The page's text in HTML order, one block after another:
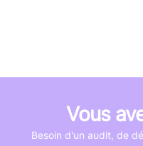
Vous
Besoin d'un audit, de